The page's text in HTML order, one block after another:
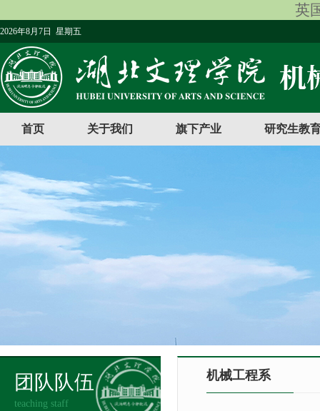
英
2026年8月7日 星期五
首页 关于我们 旗下产业 研究生教
团队队伍
teaching staff
机械工程系